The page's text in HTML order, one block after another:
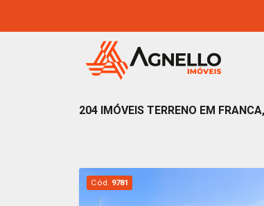
204 IMÓVEIS TERRENO EM
Cód. 9781